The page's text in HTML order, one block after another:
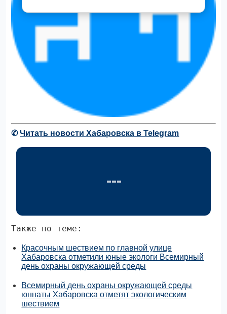
✆Читать новости Хабаровска в Telegram
Также по теме:
Красочным шествием по главной улице
Хабаровска отметили юные экологи Всемирный
день охраны окружающей среды
Всемирный день охраны окружающей среды
юннаты Хабаровска отметят экологическим
шествием